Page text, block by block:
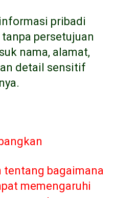
pribadi
persetujuan
nama, alamat,
detail sensitif
tentang bagaimana
memengaruhi